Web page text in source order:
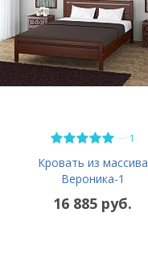
— 1
Кровать из массива
Вероника-1
16 885 руб.